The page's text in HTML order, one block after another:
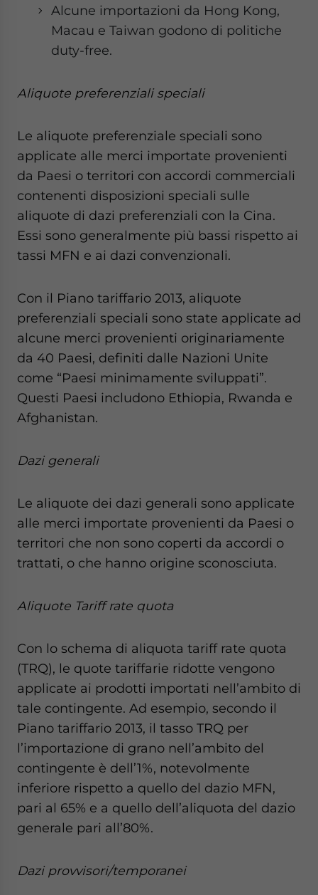
Alcune importazioni da Hong Kong,
Macau e Taiwan godono di politiche
duty-free.
Aliquote preferenziali speciali
Le aliquote preferenziale speciali sono
applicate alle merci importate provenienti
da Paesi o territori con accordi commerciali
contenenti disposizioni speciali sulle
aliquote di dazi preferenziali con la Cina.
Essi sono generalmente più bassi rispetto ai
tassi MFN e ai dazi convenzionali.
Con il Piano tariffario 2013, aliquote
preferenziali speciali sono state applicate ad
alcune merci provenienti originariamente
da 40 Paesi, definiti dalle Nazioni Unite
come “Paesi minimamente sviluppati”.
Questi Paesi includono Ethiopia, Rwanda e
Afghanistan.
Dazi generali
Le aliquote dei dazi generali sono applicate
alle merci importate provenienti da Paesi o
territori che non sono coperti da accordi o
trattati, o che hanno origine sconosciuta.
Aliquote Tariff rate quota
Con lo schema di aliquota tariff rate quota
(TRQ), le quote tariffarie ridotte vengono
applicate ai prodotti importati nell’ambito di
tale contingente. Ad esempio, secondo il
Piano tariffario 2013, il tasso TRQ per
l’importazione di grano nell’ambito del
contingente è dell’1%, notevolmente
inferiore rispetto a quello del dazio MFN,
pari al 65% e a quello dell’aliquota del dazio
generale pari all’80%.
Dazi provvisori/temporanei